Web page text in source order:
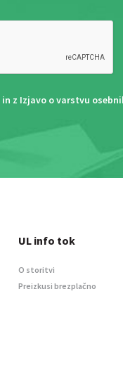
in z Izjavo o varstvu
UL info tok
O storitvi
Preizkusi brezplačno